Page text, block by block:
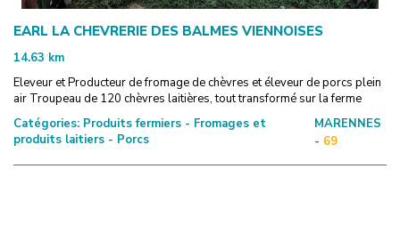
EARL LA CHEVRERIE DES BALMES VIENNOISES
14.63 km
Eleveur et Producteur de fromage de chèvres et éleveur de porcs plein
air Troupeau de 120 chèvres laitières, tout transformé sur la ferme
Catégories: Produits fermiers - Fromages et
produits laitiers - Porcs
MARENNES
- 69